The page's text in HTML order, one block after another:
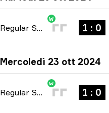
Regular Season -
W
1 : 0
Mercoledì 23 ott 2024
Regular Season -
W
1 : 0